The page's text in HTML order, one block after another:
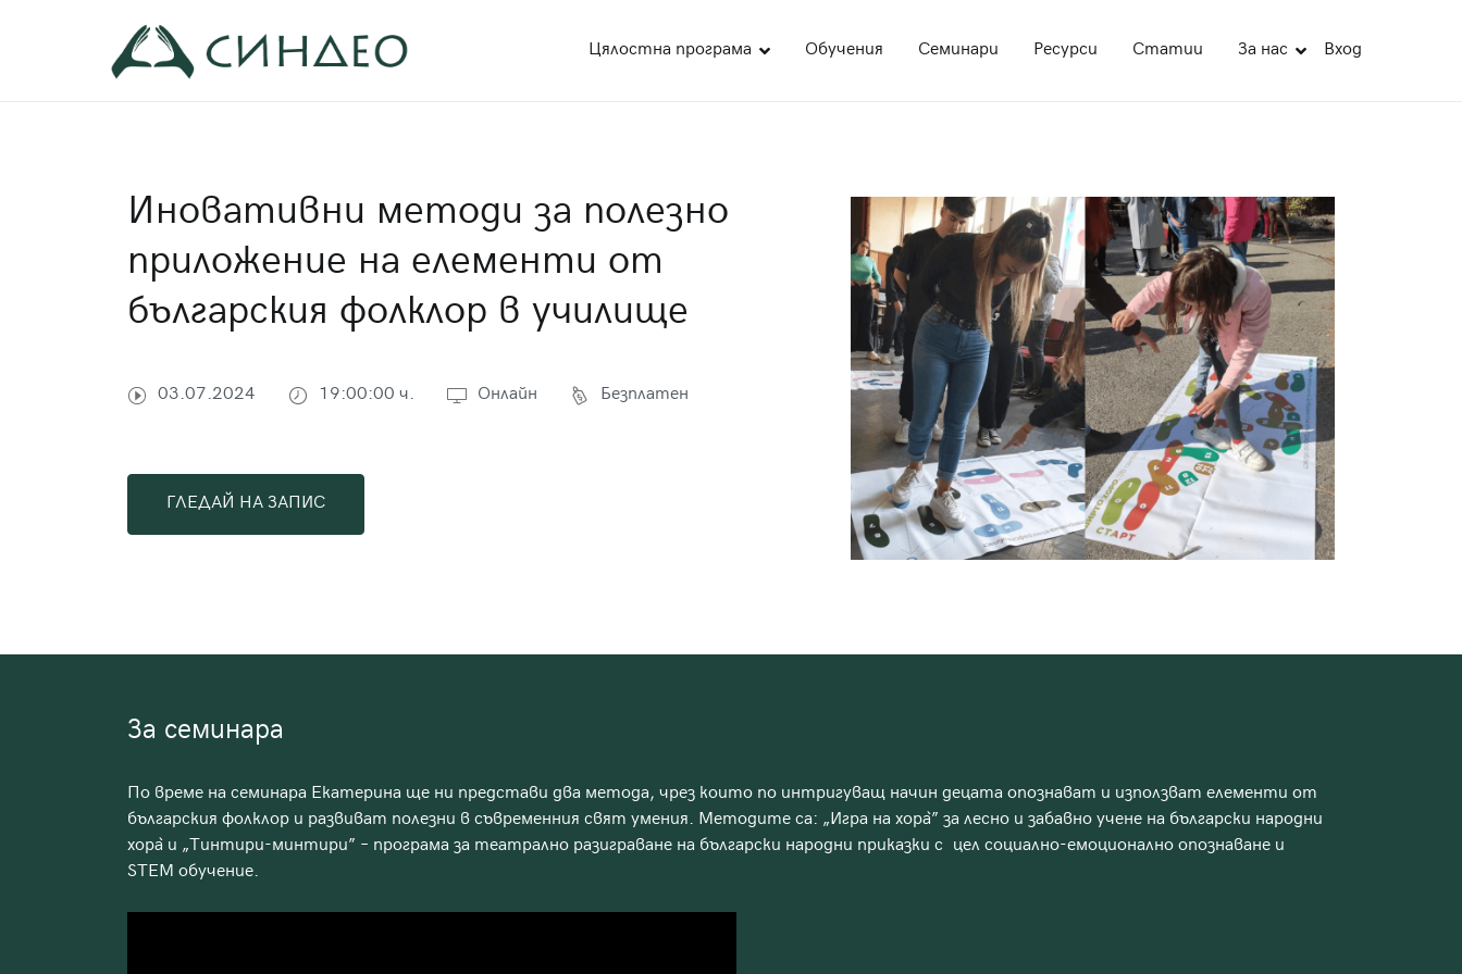
Приложна академия за образование
Цялостна програма Обучения Семинари Ресурси Статии За нас Вход
Иновативни методи за полезно
приложение на елементи от
българския фолклор в училище
03.07.2024 19:00:00 ч. Онлайн Безплатен
ГЛЕДАЙ НА ЗАПИС
За семинара
По време на семинара Екатерина ще ни представи два метода, чрез които по интригуващ начин децата опознават и използват елементи от
българския фолклор и развиват полезни в съвременния свят умения. Методите са: „Игра на хора̀” за лесно и забавно учене на български народни
хора̀ и „Тинтири-минтири” – програма за театрално разиграване на български народни приказки с цел социално-емоционално опознаване и
STEM обучение.